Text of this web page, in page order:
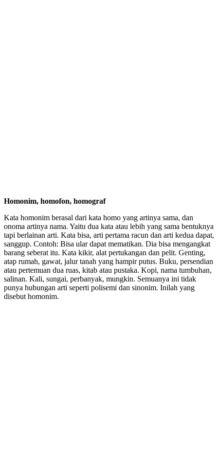
Homonim, homofon, homograf
Kata homonim berasal dari kata homo yang artinya sama, dan
onoma artinya nama. Yaitu dua kata atau lebih yang sama bentuknya
tapi berlainan arti. Kata bisa, arti pertama racun dan arti kedua dapat,
sanggup. Contoh: Bisa ular dapat mematikan. Dia bisa mengangkat
barang seberat itu. Kata kikir, alat pertukangan dan pelit. Genting,
atap rumah, gawat, jalur tanah yang hampir putus. Buku, persendian
atau pertemuan dua ruas, kitab atau pustaka. Kopi, nama tumbuhan,
salinan. Kali, sungai, perbanyak, mungkin. Semuanya ini tidak
punya hubungan arti seperti polisemi dan sinonim. Inilah yang
disebut homonim.